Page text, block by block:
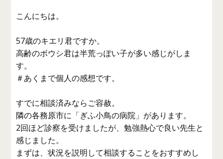
こんにちは。
57歳のキエリ君ですか。
高齢のボウシ君は半荒っぽい子が多い感じがしま
す。
＃あくまで個人の感想です。
すでに相談済みならご容赦。
隣の各務原市に「ぎふ小鳥の病院」があります。
2回ほど診察を受けましたが、勉強熱心で良い先生と
感じました。
まずは、状況を説明して相談することをおすすめし